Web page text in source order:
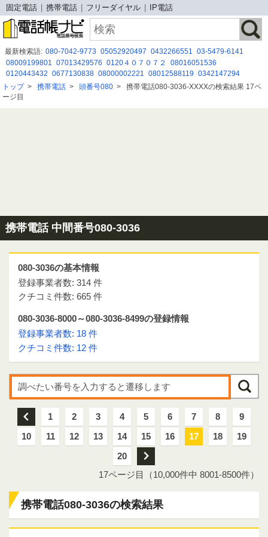
固定電話 携帯電話 フリーダイヤル IP電話
最新検索語: 080-7042-9773 05052920497 0432266551
03-5479-6141
08009199801
07013429576 0120４０７０７２
08016051536
0120443432 0677130838 08000002221 08012588119 0342147294
08007776765 0120 070 585 0570030360 05031042023 05054970326
0522119259
トップ> 携帯電話 > 頭番号080 > 携帯電話080-3036-XXXXの検索結果 17ペ
ージ目
携帯電話 中間番号080-3036
080-3036の基本情報
登録事業者数: 314 件
クチコミ件数: 665 件
080-3036-8000～080-3036-8499の登録情報
登録事業者数: 18 件
クチコミ件数: 12 件
前 1 2 3 4 5 6 7 8
9
10
11 12 13 14 15 16 17 18
19
20
次
17ページ目（10,000件中 8001-8500件）
携帯電話080-3036の検索結果